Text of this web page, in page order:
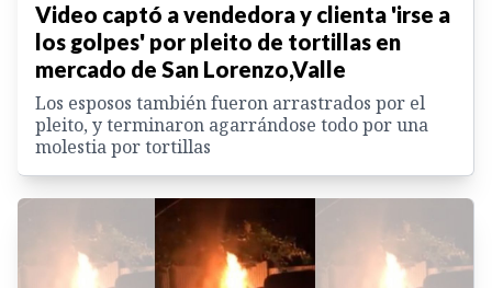
Video captó a vendedora y clienta 'irse a
los golpes' por pleito de tortillas en
mercado de San Lorenzo,Valle
Los esposos también fueron arrastrados por el
pleito, y terminaron agarrándose todo por una
molestia por tortillas